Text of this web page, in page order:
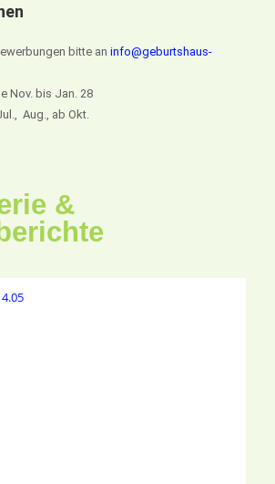
bitte aninfo@geburtshaus-
Nov. bis Jan. 28
Aug., ab Okt.
&